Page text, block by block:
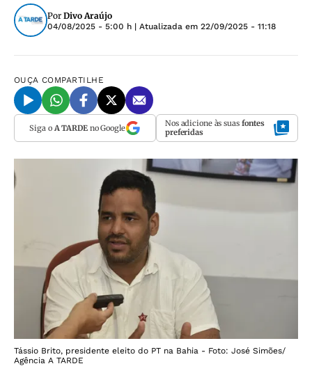
Por Divo Araújo
04/08/2025 - 5:00 h | Atualizada em 22/09/2025 - 11:18
OUÇA COMPARTILHE
Siga o A TARDEno Google Nos adicione às suas fontes
preferidas
Tássio Brito, presidente eleito do PT na Bahia - Foto: José Simões/
Agência A TARDE